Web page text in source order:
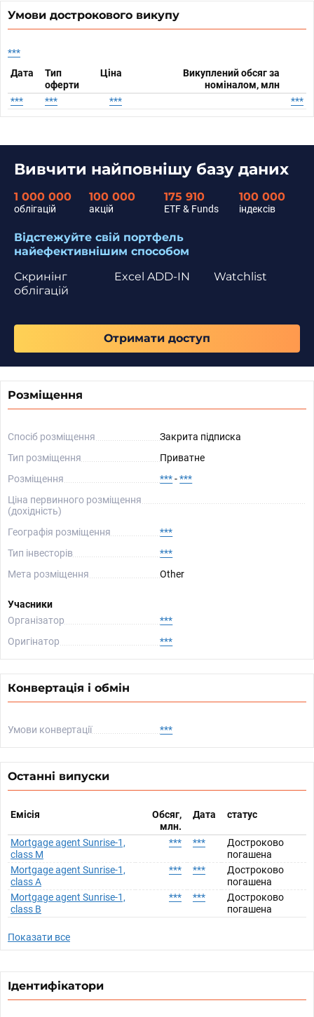
Умови дострокового викупу
***
Дата
Тип
оферти
Ціна
Викуплений обсяг за
номіналом, млн
***
*** *** ***
Вивчити найповнішу базу даних
1 000 000
облігацій
100 000
акцій
175 910
ETF & Funds
100 000
індексів
Відстежуйте свій портфель
найефективнішим способом
Скринінг
облігацій
Watchlist
Excel ADD-IN
Отримати доступ
Розміщення
Спосіб розміщення
Закрита підписка
Тип розміщення
Приватне
Розміщення
***-***
Ціна первинного розміщення
(дохідність)
Географія розміщення
***
Тип інвесторів
***
Мета розміщення
Other
Учасники
Організатор
***
Оригінатор
***
Конвертація і обмін
Умови конвертації ***
Останні випуски
Емісія
Обсяг,
млн.
Дата статус
Mortgage agent Sunrise-1,
class M
*** ***
Достроково
погашена
Mortgage agent Sunrise-1,
class A
*** ***
Достроково
погашена
Mortgage agent Sunrise-1,
class B
*** ***
Достроково
погашена
Показати все
Ідентифікатори